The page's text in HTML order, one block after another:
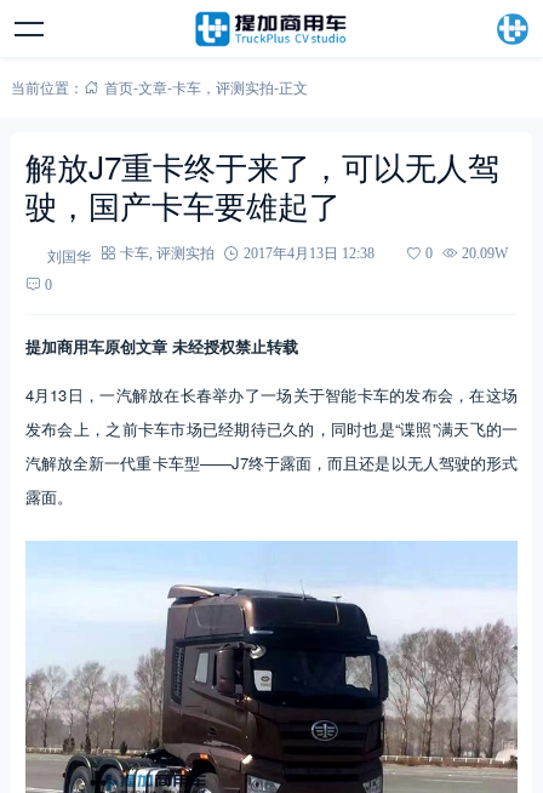
当前位置： 首页-文章-卡车， 评测实拍-正文
解放J7重卡终于来了，可以无人驾
驶，国产卡车要雄起了
刘国华 卡车, 评测实拍 2017年4月13日 12:38 0
20.09W
0
提加商用车原创文章 未经授权禁止转载
4月13日，一汽解放在长春举办了一场关于智能卡车的发布会，在这场
发布会上，之前卡车市场已经期待已久的，同时也是“谍照”满天飞的一
汽解放全新一代重卡车型——J7终于露面，而且还是以无人驾驶的形式
露面。